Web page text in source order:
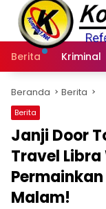
Langsung
konten
Berita
Kriminal
Beranda Berita
Berita
Janji Door
Travel
Malam!